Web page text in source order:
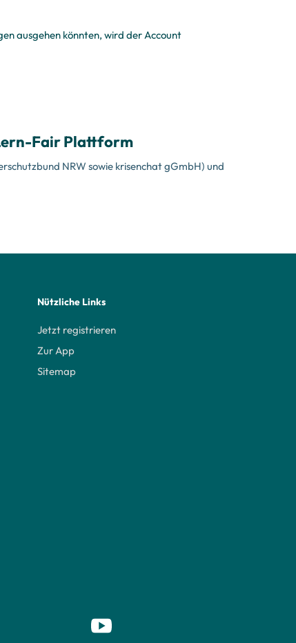
ausgehen könnten, wird der Account
Fair Plattform
NRW sowie krisenchat gGmbH) und
Nützliche Links
Jetzt registrieren
Zur App
Sitemap